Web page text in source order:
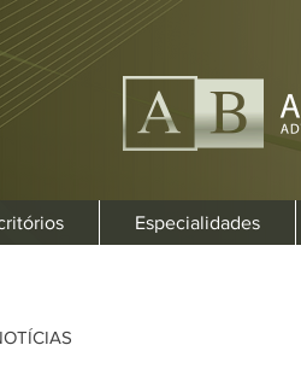
Especialidades